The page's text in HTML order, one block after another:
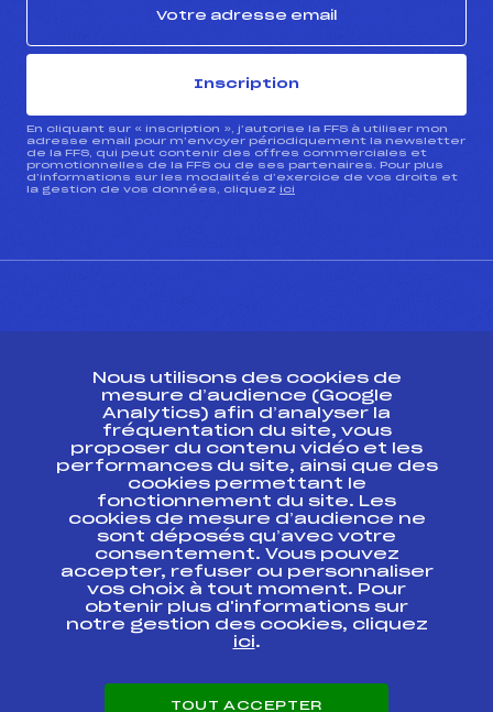
Inscription
En cliquant sur « inscription », j’autorise la FFS à utiliser mon
adresse email pour m’envoyer périodiquement la newsletter
de la FFS, qui peut contenir des offres commerciales et
promotionnelles de la FFS ou de ses partenaires. Pour plus
d’informations sur les modalités d’exercice de vos droits et
la gestion de vos données, cliquez ici
ESPACE PRESSE
Ressources
Pass’Neige
Projet sportif fédéral
Projet de performance fédéral
Antidopage
Pôle Développement, Formation, Suivi
Scientifique
Listes ministérielles
Pôle vie de l’athlète
Nous utilisons des cookies de
mesure d’audience (Google
Analytics) afin d’analyser la
fréquentation du site, vous
proposer du contenu vidéo et les
performances du site, ainsi que des
cookies permettant le
fonctionnement du site. Les
cookies de mesure d’audience ne
sont déposés qu’avec votre
consentement. Vous pouvez
accepter, refuser ou personnaliser
vos choix à tout moment. Pour
obtenir plus d'informations sur
notre gestion des cookies, cliquez
ici.
TOUT ACCEPTER